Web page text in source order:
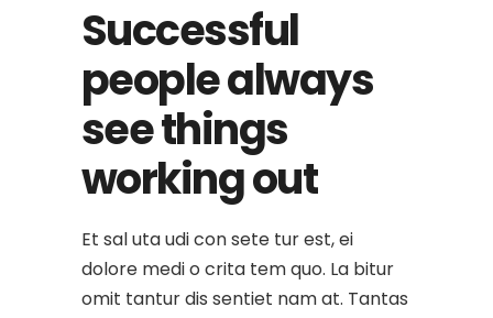
Successful
people always
see things
working out
Et sal uta udi con sete tur est, ei
dolore medi o crita tem quo. La bitur
omit tantur dis sentiet nam at. Tantas